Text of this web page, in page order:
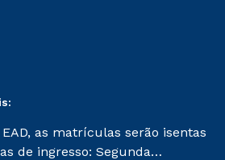
as matrículas serão isentas
de ingresso: Segunda